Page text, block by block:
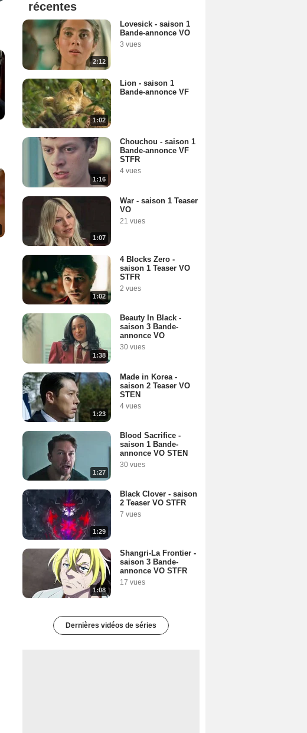
récentes
2:12
Lovesick - saison 1
Bande-annonce VO
3 vues
1:02
Lion - saison 1
Bande-annonce VF
1:16
Chouchou - saison 1
Bande-annonce VF
STFR
4 vues
1:07
War - saison 1 Teaser
VO
21 vues
1:02
4 Blocks Zero -
saison 1 Teaser VO
STFR
2 vues
1:38
Beauty In Black -
saison 3 Bande-
annonce VO
30 vues
1:23
Made in Korea -
saison 2 Teaser VO
STEN
4 vues
1:27
Blood Sacrifice -
saison 1 Bande-
annonce VO STEN
30 vues
1:29
Black Clover - saison
2 Teaser VO STFR
7 vues
1:08
Shangri-La Frontier -
saison 3 Bande-
annonce VO STFR
17 vues
Dernières vidéos de séries